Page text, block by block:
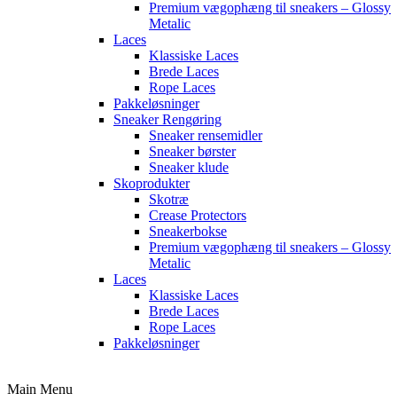
Premium vægophæng til sneakers – Glossy
Metalic
Laces
Klassiske Laces
Brede Laces
Rope Laces
Pakkeløsninger
Sneaker Rengøring
Sneaker rensemidler
Sneaker børster
Sneaker klude
Skoprodukter
Skotræ
Crease Protectors
Sneakerbokse
Premium vægophæng til sneakers – Glossy
Metalic
Laces
Klassiske Laces
Brede Laces
Rope Laces
Pakkeløsninger
Main Menu